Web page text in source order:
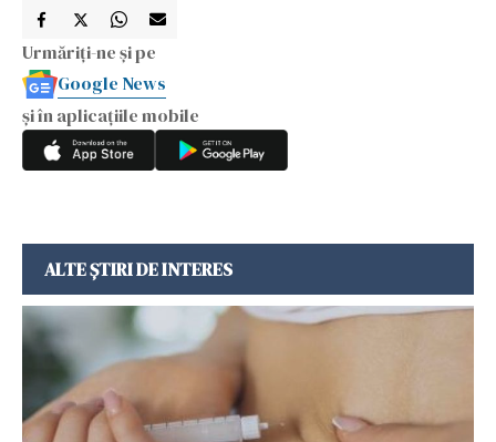
Urmăriți-ne și pe
Google News
și în aplicațiile mobile
ALTE ȘTIRI DE INTERES